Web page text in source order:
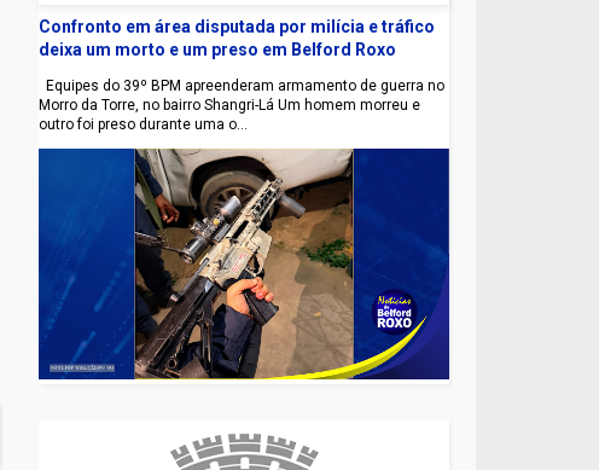
Confronto em área disputada por milícia e tráfico
deixa um morto e um preso em Belford Roxo
Equipes do 39º BPM apreenderam armamento de guerra no
Morro da Torre, no bairro Shangri-Lá Um homem morreu e
outro foi preso durante uma o...